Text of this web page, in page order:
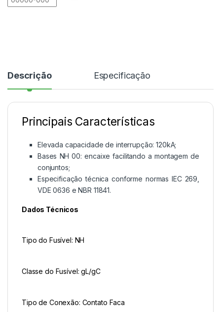
Descrição Especificação
Principais Características
Elevada capacidade de interrupção: 120kA;
Bases NH 00: encaixe facilitando a montagem de
conjuntos;
Especificação técnica conforme normas IEC 269,
VDE 0636 e NBR 11841.
Dados Técnicos
Tipo do Fusível: NH
Classe do Fusível: gL/gC
Tipo de Conexão: Contato Faca